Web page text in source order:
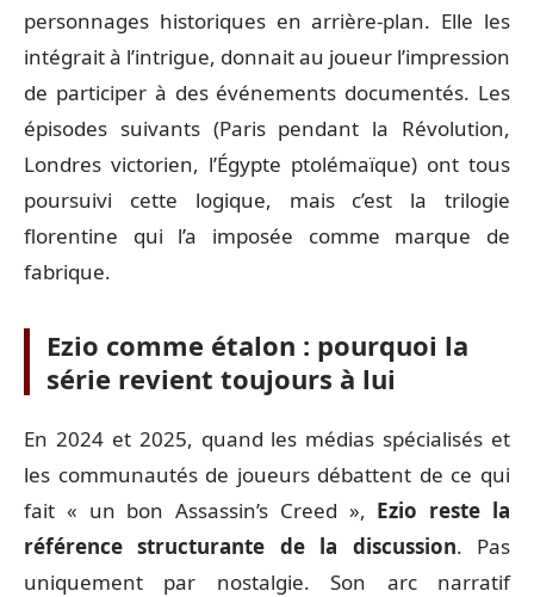
personnages historiques en arrière-plan. Elle les
intégrait à l’intrigue, donnait au joueur l’impression
de participer à des événements documentés. Les
épisodes suivants (Paris pendant la Révolution,
Londres victorien, l’Égypte ptolémaïque) ont tous
poursuivi cette logique, mais c’est la trilogie
florentine qui l’a imposée comme marque de
fabrique.
Ezio comme étalon : pourquoi la
série revient toujours à lui
En 2024 et 2025, quand les médias spécialisés et
les communautés de joueurs débattent de ce qui
fait « un bon Assassin’s Creed », Ezio reste la
référence structurante de la discussion. Pas
uniquement par nostalgie. Son arc narratif